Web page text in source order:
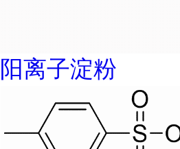
阳离子淀粉